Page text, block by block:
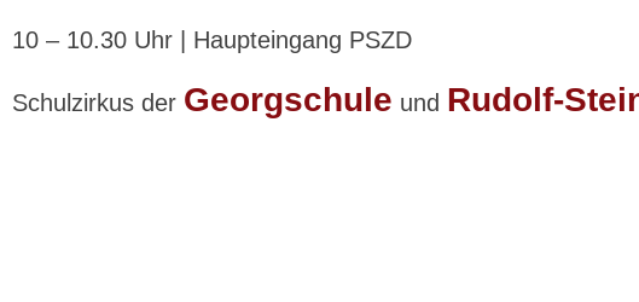
10 – 10.30 Uhr | Haupteingang PSZD
Schulzirkus der Georgschule und Rudolf-